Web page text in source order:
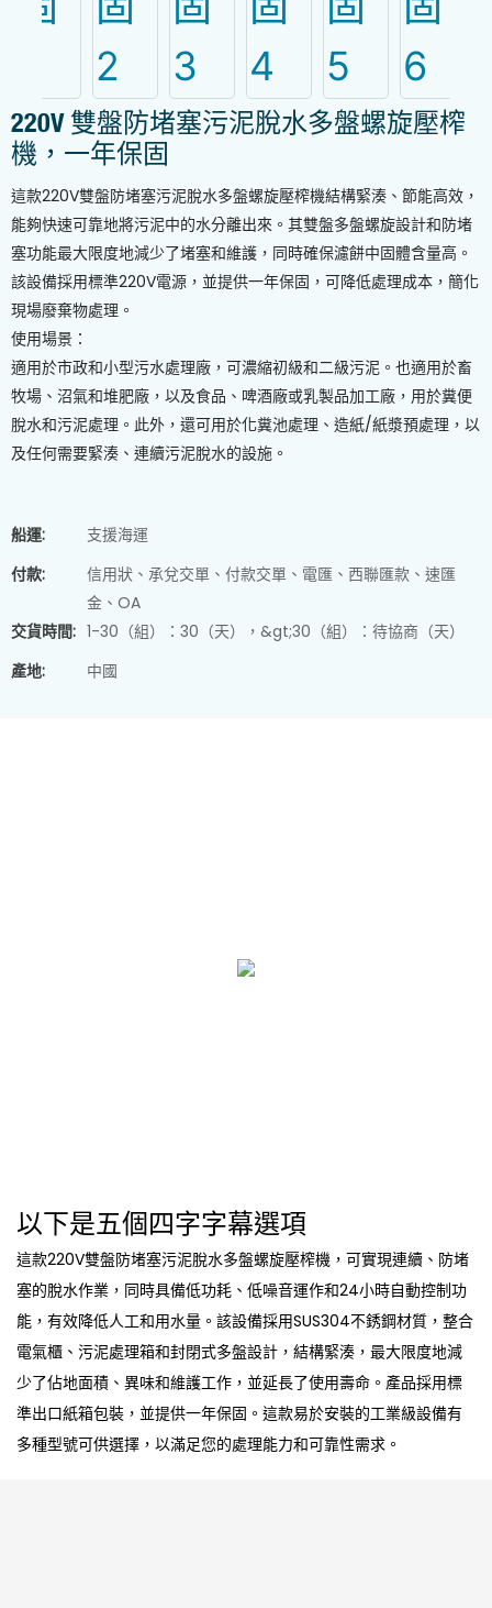
220V 雙盤防堵塞污泥脫水多盤螺旋壓榨
機，一年保固
這款220V雙盤防堵塞污泥脫水多盤螺旋壓榨機結構緊湊、節能高效，
能夠快速可靠地將污泥中的水分離出來。其雙盤多盤螺旋設計和防堵
塞功能最大限度地減少了堵塞和維護，同時確保濾餅中固體含量高。
該設備採用標準220V電源，並提供一年保固，可降低處理成本，簡化
現場廢棄物處理。
使用場景：
適用於市政和小型污水處理廠，可濃縮初級和二級污泥。也適用於畜
牧場、沼氣和堆肥廠，以及食品、啤酒廠或乳製品加工廠，用於糞便
脫水和污泥處理。此外，還可用於化糞池處理、造紙/紙漿預處理，以
及任何需要緊湊、連續污泥脫水的設施。
船運:
支援海運
付款:
信用狀、承兌交單、付款交單、電匯、西聯匯款、速匯
金、OA
交貨時間: 1-30（組）：30（天），&gt;30（組）：待協商（天）
產地:
中國
以下是五個四字字幕選項
這款220V雙盤防堵塞污泥脫水多盤螺旋壓榨機，可實現連續、防堵
塞的脫水作業，同時具備低功耗、低噪音運作和24小時自動控制功
能，有效降低人工和用水量。該設備採用SUS304不銹鋼材質，整合
電氣櫃、污泥處理箱和封閉式多盤設計，結構緊湊，最大限度地減
少了佔地面積、異味和維護工作，並延長了使用壽命。產品採用標
準出口紙箱包裝，並提供一年保固。這款易於安裝的工業級設備有
多種型號可供選擇，以滿足您的處理能力和可靠性需求。